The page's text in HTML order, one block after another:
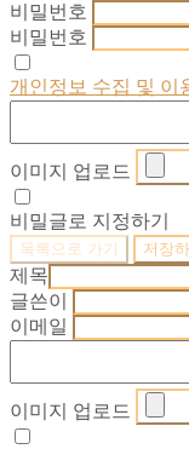
비밀번호
비밀번호
개인정보 수집 및 이
이미지 업로드
비밀글로 지정하기
목록으로 가기 저장
제목
글쓴이
이메일
이미지 업로드